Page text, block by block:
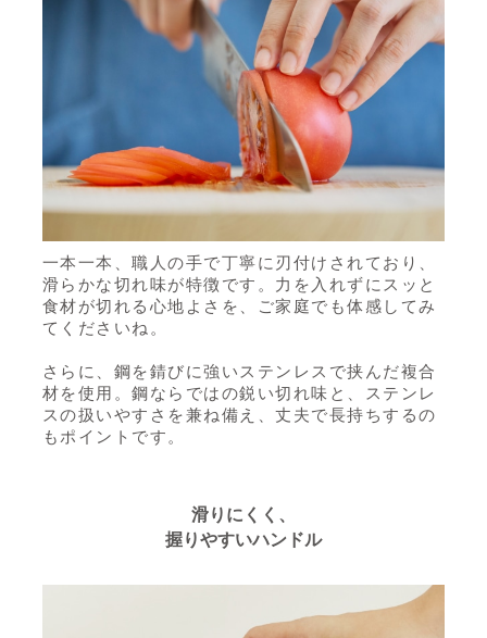
一本一本、職人の手で丁寧に刃付けされており、
滑らかな切れ味が特徴です。力を入れずにスッと
食材が切れる心地よさを、ご家庭でも体感してみ
てくださいね。
さらに、鋼を錆びに強いステンレスで挟んだ複合
材を使用。鋼ならではの鋭い切れ味と、ステンレ
スの扱いやすさを兼ね備え、丈夫で長持ちするの
もポイントです。
滑りにくく、
握りやすいハンドル